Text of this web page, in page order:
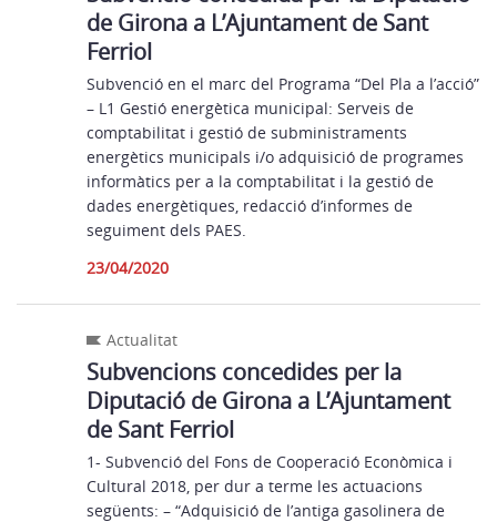
de Girona a L’Ajuntament de Sant
Ferriol
Subvenció en el marc del Programa “Del Pla a l’acció”
– L1 Gestió energètica municipal: Serveis de
comptabilitat i gestió de subministraments
energètics municipals i/o adquisició de programes
informàtics per a la comptabilitat i la gestió de
dades energètiques, redacció d’informes de
seguiment dels PAES.
23/04/2020
Actualitat
Subvencions concedides per la
Diputació de Girona a L’Ajuntament
de Sant Ferriol
1- Subvenció del Fons de Cooperació Econòmica i
Cultural 2018, per dur a terme les actuacions
següents: – “Adquisició de l’antiga gasolinera de